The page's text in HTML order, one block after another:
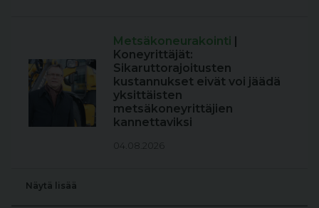
Metsäkoneurakointi |
Koneyrittäjät:
Sikaruttorajoitusten
kustannukset eivät voi jäädä
yksittäisten
metsäkoneyrittäjien
kannettaviksi
04.08.2026
Näytä lisää